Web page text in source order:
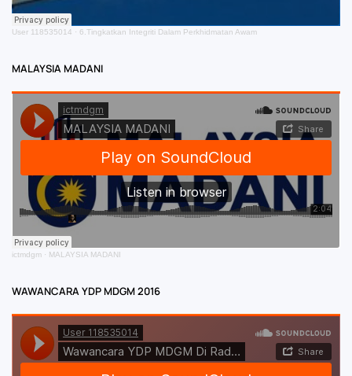
User 118535014 · 6.Tingkatkan Integriti Dalam Perkhidmatan Awam
MALAYSIA MADANI
ictmdgm · MALAYSIA MADANI
WAWANCARA YDP MDGM 2016